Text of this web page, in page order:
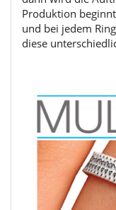
Produktion
und bei jedem
diese